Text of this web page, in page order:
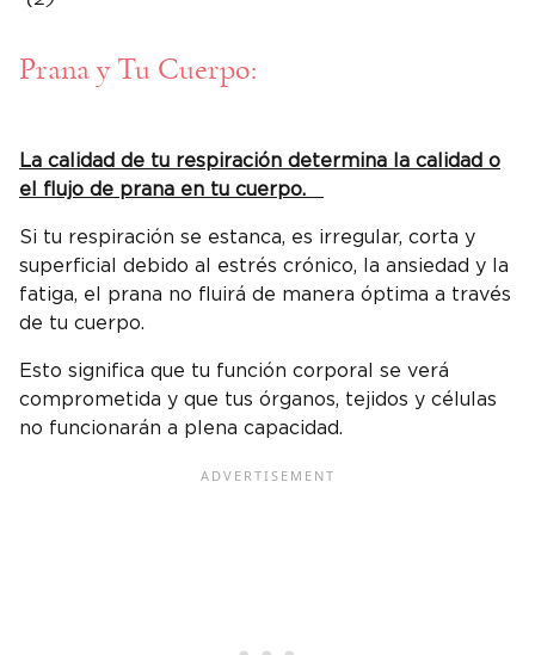
Prana y Tu Cuerpo:
La calidad de tu respiración determina la calidad o
el flujo de prana en tu cuerpo.
Si tu respiración se estanca, es irregular, corta y
superficial debido al estrés crónico, la ansiedad y la
fatiga, el prana no fluirá de manera óptima a través
de tu cuerpo.
Esto significa que tu función corporal se verá
comprometida y que tus órganos, tejidos y células
no funcionarán a plena capacidad.